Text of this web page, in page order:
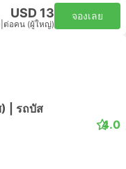
USD 13
ต่อคน (ผู้ใหญ่)
จองเลย
| รถบัส
4.0